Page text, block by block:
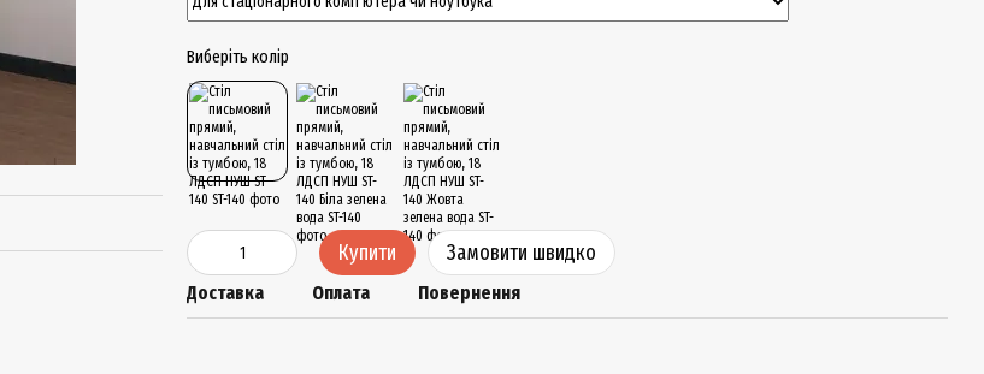
Виберіть колір
Купити Замовити швидко
Доставка Оплата Повернення